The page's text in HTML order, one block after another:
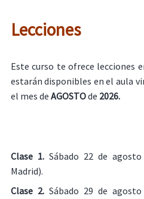
Lecciones
Este curso te ofrece lecciones
estarán disponibles en el aula
el mes de AGOSTOde 2026.
Clase 1.Sábado 22 de
Madrid).
Clase 2.Sábado 29 de